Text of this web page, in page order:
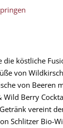
die köstliche
von
von Beeren
Wild Berry
vereint
Schlitzer Bio-